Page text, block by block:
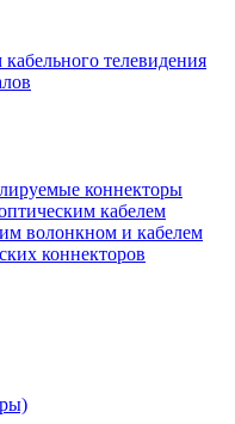
телевидения
коннекторы
кабелем
волонкном и кабелем
коннекторов